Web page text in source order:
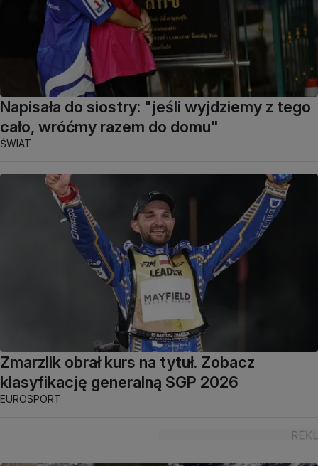
Napisała do siostry: "jeśli wyjdziemy z tego
cało, wróćmy razem do domu"
ŚWIAT
Zmarzlik obrał kurs na tytuł. Zobacz
klasyfikację generalną SGP 2026
EUROSPORT